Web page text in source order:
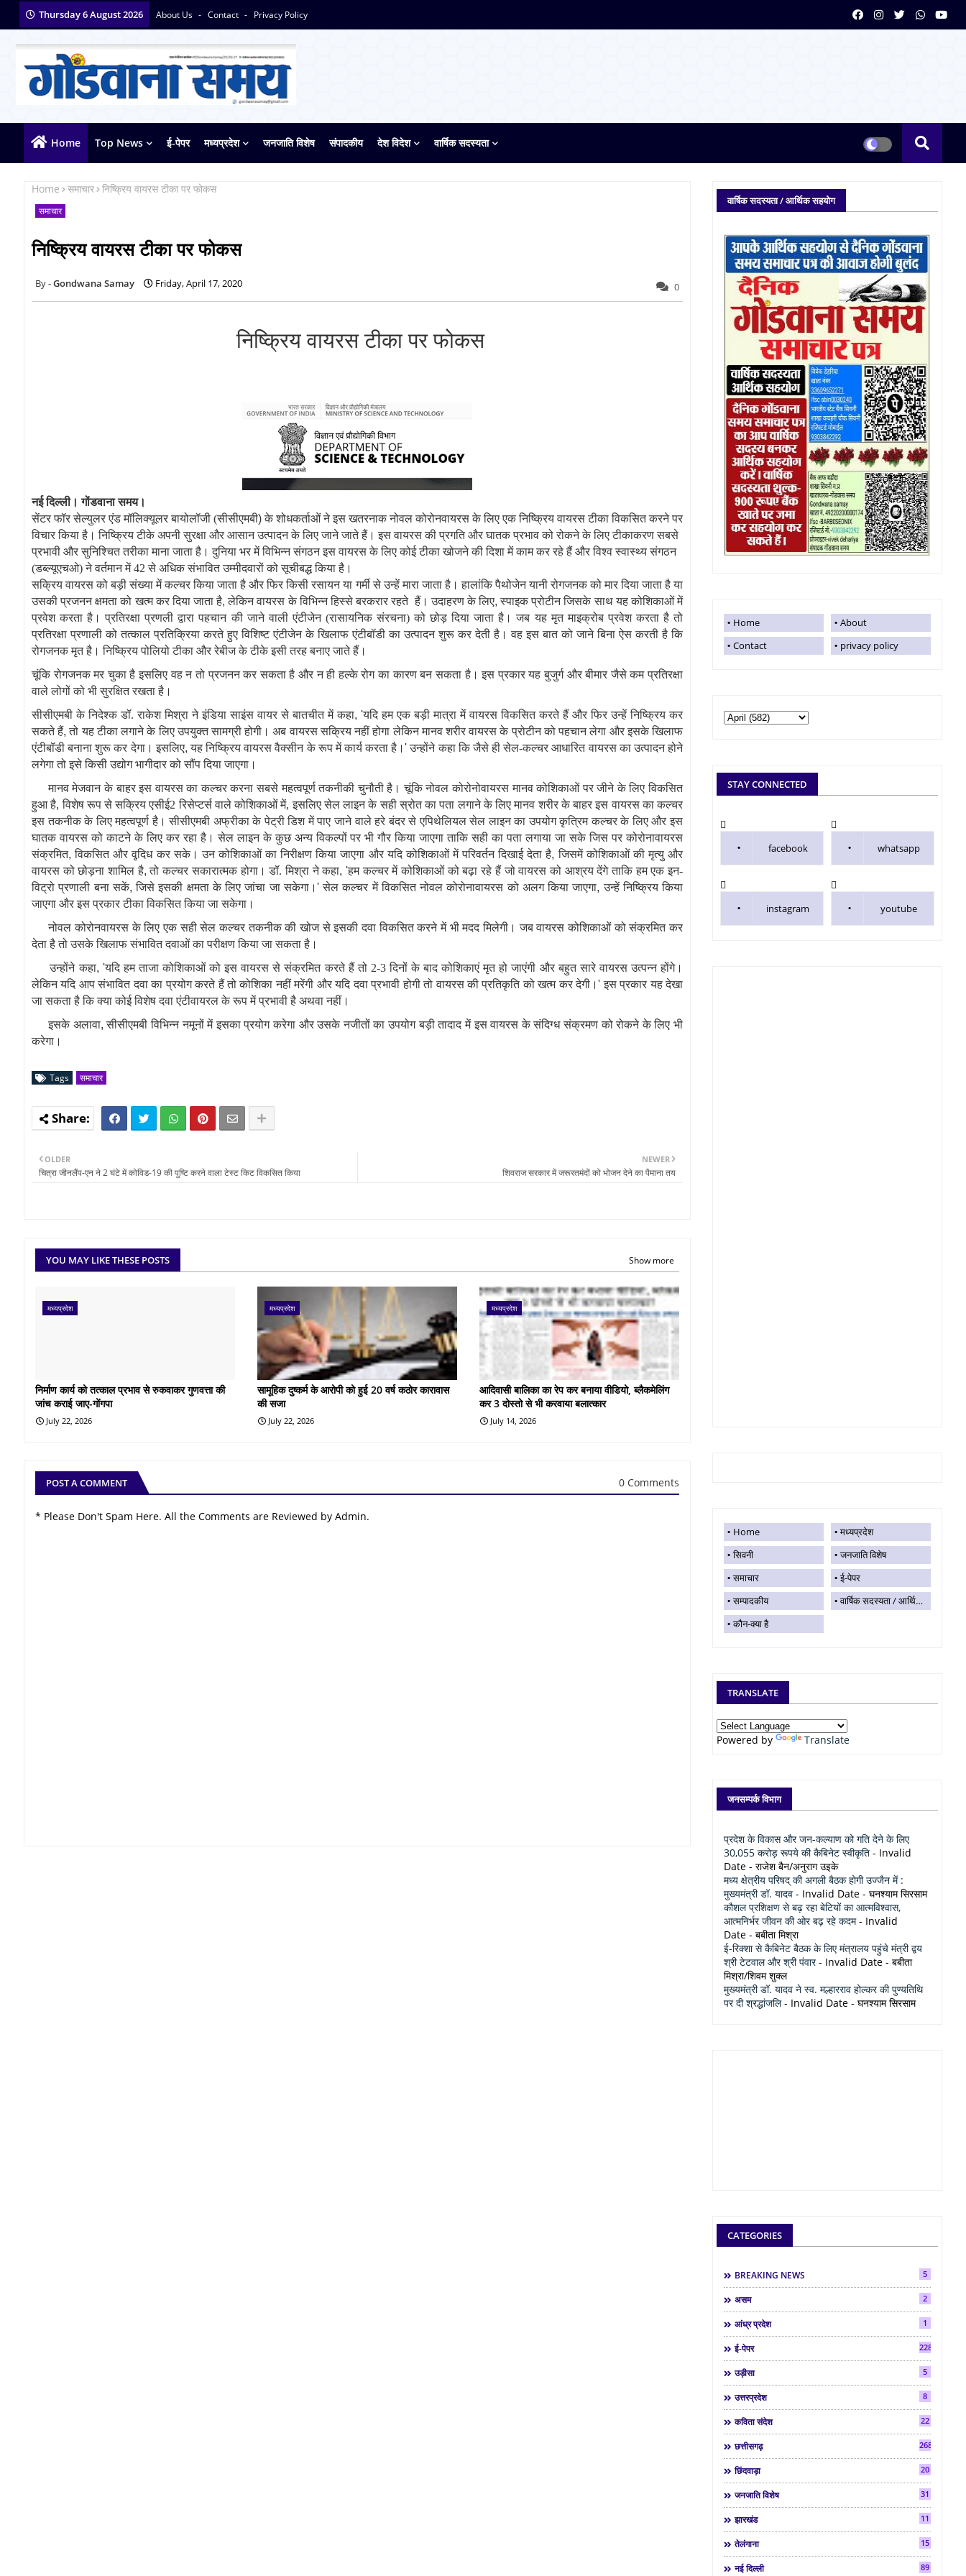
Thursday 6 August 2026 About Us Contact Privacy Policy
Home Top News ई-पेपर मध्यप्रदेश जनजाति विशेष संपादकीय देश विदेश वार्षिक सदस्यता
Home समाचार निष्क्रिय वायरस टीका पर फोकस
समाचार
निष्क्रिय वायरस टीका पर फोकस
Gondwana Samay Friday, April 17, 2020 0
निष्क्रिय वायरस टीका पर फोकस
नई दिल्ली। गोंडवाना समय।
सेंटर फॉर सेल्युलर एंड मॉलिक्यूलर बायोलॉजी (सीसीएमबी)के शोधकर्ताओं ने इस खतरनाक नोवल कोरोनवायरस के लिए एक निष्क्रिय वायरस टीका विकसित करने पर
विचार किया है। निष्क्रिय टीके अपनी सुरक्षा और आसान उत्पादन के लिए जाने जाते हैं। इस वायरस की प्रगति और घातक प्रभाव को रोकने के लिए टीकाकरण सबसे
प्रभावी और सुनिश्चित तरीका माना जाता है। दुनिया भर में विभिन्न संगठन इस वायरस के लिए कोई टीका खोजने की दिशा में काम कर रहे हैं और विश्व स्वास्थ्य संगठन
(डब्ल्यूएचओ) ने वर्तमान में 42 से अधिक संभावित उम्‍मीदवारों को सूचीबद्ध किया है।
सक्रिय वायरसकोबड़ी संख्या में कल्‍चर किया जाता है और फिर किसी रसायन या गर्मी से उन्‍हें मारा जाता है। हालांकि पैथोजेन यानी रोगजनक को मार दिया जाता है या
उसकी प्रजनन क्षमता को खत्‍म कर दिया जाता है,लेकिन वायरस के विभिन्न हिस्से बरकरार रहते हैं। उदाहरण के लिए, स्पाइक प्रोटीन जिसके साथ यह कोशिकाओं में
प्रवेश करता है। प्रतिरक्षा प्रणली द्वारा पहचान की जाने वाली एंटीजेन (रासायनिक संरचना) को छोड़ दिया जाता है। जब यह मृत माइक्रोब प्रवेश करता है तो
प्रतिरक्षा प्रणाली को तत्‍काल प्रतिक्रिया करते हुए विशिष्ट एंटीजेन के खिलाफ एंटीबॉडी का उत्पादन शुरू कर देती है। वह इस बात को जाने बिना ऐस करती है कि
रोगजनक मृत है। निष्क्रिय पोलियो टीका और रेबीज के टीके इसी तरह बनाए जाते हैं।
चूंकि रोगजनक मर चुका है इसलिए वहन तो प्रजनन कर सकता है और न ही हल्के रोग का कारण बन सकता है। इस प्रकार यह बुजुर्ग और बीमार जैसेकम प्रतिरक्षा
वाले लोगों को भी सुरक्षित रखता है।
सीसीएमबी के निदेश्‍क डॉ. राकेश मिश्रा ने इंडिया साइंस वायर से बातचीत में कहा, 'यदि हम एक बड़ी मात्रा में वायरस विकसित करते हैं और फिर उन्‍हें निष्क्रिय कर
सकते हैं,तो यह टीका लगाने के लिए उपयुक्‍त सामग्री होगी। अब वायरस सक्रिय नहीं होगा लेकिन मानव शरीर वायरस के प्रोटीन को पहचान लेगा और इसके खिलाफ
एंटीबॉडी बनाना शुरू कर देगा। इसलिए,यह निष्क्रिय वायरस वैक्सीन के रूप में कार्य करता है।' उन्‍होंने कहा किजैसे ही सेल-कल्‍चर आधारित वायरस का उत्पादन होने
लगेगा तो इसे किसी उद्योग भागीदार को सौंप दिया जाएगा।
मानव मेजवान के बाहर इस वायरस का कल्‍चर करना सबसे महत्वपूर्ण तकनीकी चुनौती है। चूंकि नोवल कोरोनोवायरस मानव कोशिकाओं पर जीने के लिए विकसित
हुआ है,विशेष रूप से सक्रियएसीई2 रिसेप्टर्स वाले कोशिकाओं में,इसलिएसेल लाइन के सही स्रोत का पता लगाने के लिए मानव शरीर के बाहर इस वायरस का कल्‍चर
इस तकनीक के लिए महत्‍वपूर्ण है।सीसीएमबी अफ्रीका केपेट्री डिश में पाए जाने वाले हरे बंदर से एपिथेलियल सेल लाइन का उपयोग कृत्रिम कल्‍चर के लिए और इस
घातक वायरस को काटने के लिए कर रहा है। सेल लाइन के कुछ अन्‍य विकल्‍पों पर भी गौर किया जाएगा ताकि सही का पता लगाया जा सके जिस पर कोरोनावायरस
संक्रमित,विकसित और वृदि़ध कर सके। उनकोशिकाओं का निरीक्षण किया जाएगा और यदि कोशिकाओं में परिवर्तन दिखाई देता है,जिसमें कोशिकाओं की मृत्यु और
वायरस को छोड़ना शामिल है,तो कल्‍चर सकारात्मक होगा। डॉ. मिश्रा ने कहा, 'हम कल्‍चर में कोशिकाओं को बढ़ा रहे हैं जो वायरस को आश्रय देंगे ताकि हम एक इन-
विट्रो प्रणाली बना सकें,जिसे इसकी क्षमता के लिए जांचा जा सकेगा। 'सेल कल्चर में विकसित नोवल कोरोनावायरस को अलग किया जाएगा,उन्‍हेंनिष्क्रिय किया
जाएगा और इस प्रकार टीका विकसित किया जा सकेगा।
नोवल कोरोनवायरस के लिए एक सही सेल कल्चर तकनीक की खोज से इसकी दवा विकसित करने में भी मदद मिलेगी। जब वायरस कोशिकाओं को संक्रमित कर
देता है तो उसके खिलाफ संभावित दवाओं का परीक्षण किया जा सकता है।
उन्‍होंने कहा, 'यदि हम ताजा कोशिकाओं को इस वायरस से संक्रमित करते हैं तो 2-3 दिनों के बाद कोशिकाएं मृत हो जाएंगी और बहुत सारे वायरस उत्पन्न होंगे।
लेकिन यदि आप संभावित दवा का प्रयोग करते हैं तो कोशिका नहीं मरेंगी और यदि दवा प्रभावी होगी तो वायरस की प्रतिकृति को खत्‍म कर देगी।' इस प्रकार यह देखा
जा सकता है कि क्या कोई विशेष दवा एंटीवायरल के रूप में प्रभावी है अथवा नहीं।
इसके अलावा,सीसीएमबी विभिन्‍ननमूनों में इसका प्रयोग करेगा और उसके नजीतों का उपयोग बड़ी तादाद में इस वायरस के संदिग्‍ध संक्रमण को रोकने के लिए भी
करेगा।
Tags समाचार
NEWER
शिवराज सरकार में जरूरतमंदों को भोजन देने का पैमाना तय
OLDER
चित्रा जीनलैंप-एन ने 2 घंटे में कोविड-19 की पुष्टि करने वाला टेस्ट किट विकसित किया
YOU MAY LIKE THESE POSTS Show more
मध्यप्रदेश
निर्माण कार्य को तत्काल प्रभाव से रुकवाकर गुणवत्ता की
जांच कराई जाए-गोंगपा
July 22, 2026
मध्यप्रदेश
सामूहिक दुष्कर्म के आरोपी को हुई 20 वर्ष कठोर कारावास
की सजा
July 22, 2026
मध्यप्रदेश
आदिवासी बालिका का रेप कर बनाया वीडियो, ब्लैकमेलिंग
कर 3 दोस्तो से भी करवाया बलात्कार
July 14, 2026
POST A COMMENT 0 Comments
* Please Don't Spam Here. All the Comments are Reviewed by Admin.
वार्षिक सदस्यता / आर्थिक सहयोग
Home
About
Contact
privacy policy
STAY CONNECTED
facebook whatsapp
instagram youtube
Home
मध्यप्रदेश
सिवनी
जनजाति विशेष
समाचार
ई-पेपर
सम्पादकीय
वार्षिक सदस्यता / आर्थिक सहयोग
कौन-क्या है
TRANSLATE
Powered by Translate
जनसम्पर्क विभाग
प्रदेश के विकास और जन-कल्याण को गति देने के लिए
30,055 करोड़ रूपये की कैबिनेट स्वीकृति - Invalid
Date - राजेश बैन/अनुराग उइके
मध्य क्षेत्रीय परिषद् की अगली बैठक होगी उज्जैन में :
मुख्यमंत्री डॉ. यादव - Invalid Date - घनश्याम सिरसाम
कौशल प्रशिक्षण से बढ़ रहा बेटियों का आत्मविश्वास,
आत्मनिर्भर जीवन की ओर बढ़ रहे कदम- Invalid
Date - बबीता मिश्रा
ई-रिक्शा से कैबिनेट बैठक के लिए मंत्रालय पहुंचे मंत्री द्वय
श्री टेटवाल और श्री पंवार- Invalid Date - बबीता
मिश्रा/शिवम शुक्ल
मुख्यमंत्री डॉ. यादव ने स्व. मल्हारराव होल्कर की पुण्यतिथि
पर दी श्रद्धांजलि- Invalid Date - घनश्याम सिरसाम
CATEGORIES
BREAKING NEWS 5
असम 2
आंध्र प्रदेश 1
ई-पेपर 2286
उड़ीसा 5
उत्तरप्रदेश 8
कविता संदेश 22
छत्तीसगढ़ 268
छिंदवाड़ा 20
जनजाति विशेष 31
झारखंड 11
तेलंगाना 15
नई दिल्ली 89